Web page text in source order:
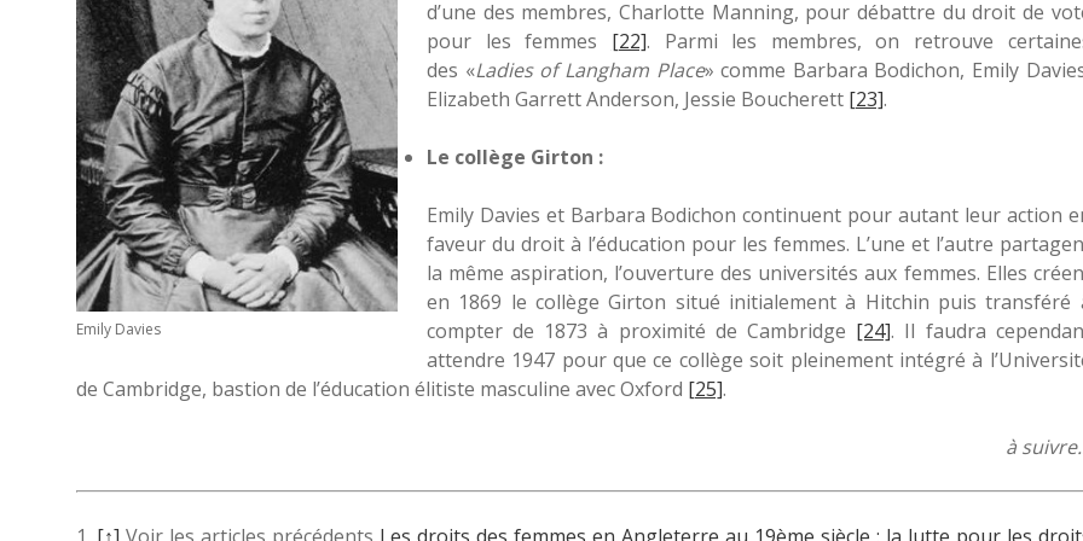
Emily Davies
d’une des membres, Charlotte Manning, pour débattre du droit de
pour les femmes [22]. Parmi les membres, on retrouve
des «Ladies of Langham Place» comme Barbara Bodichon, Emily
Elizabeth Garrett Anderson, Jessie Boucherett [23].
Le collège Girton :
Emily Davies et Barbara Bodichon continuent pour autant leur action
faveur du droit à l’éducation pour les femmes. L’une et l’autre
la même aspiration, l’ouverture des universités aux femmes. Elles
en 1869 le collège Girton situé initialement à Hitchin puis transféré
compter de 1873 à proximité de Cambridge [24]. Il faudra
attendre 1947 pour que ce collège soit pleinement intégré à
de Cambridge, bastion de l’éducation élitiste masculine avec Oxford [25].
à